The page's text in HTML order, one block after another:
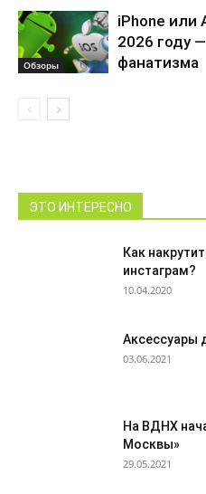
Обзоры
iPhone или
2026 году
фанатизма
ЭТО ИНТЕРЕСНО
Как
инстаграм?
10.04.2020
Аксессуары
03.06.2021
На ВДНХ
Москвы»
29.05.2021